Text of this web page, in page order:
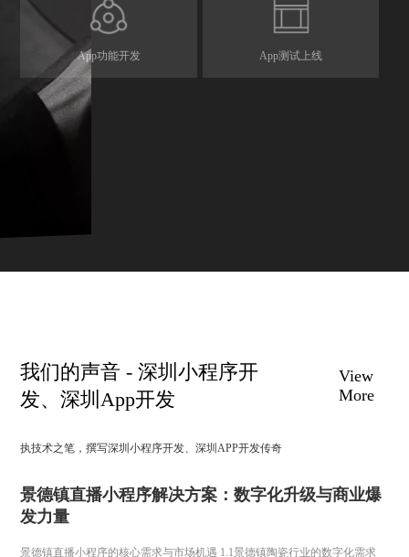
App功能开发 App测试上线
我们的声音 - 深圳小程序开
发、深圳App开发
View
More
执技术之笔，撰写深圳小程序开发、深圳APP开发传奇
景德镇直播小程序解决方案：数字化升级与商业爆
发力量
景德镇直播小程序的核心需求与市场机遇 1.1景德镇陶瓷行业的数字化需求